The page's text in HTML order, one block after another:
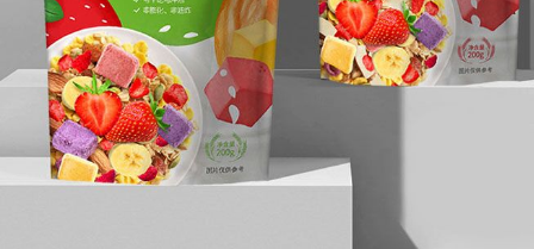
NEWS
CONTACT